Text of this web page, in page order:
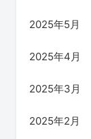
2025年5月
2025年4月
2025年3月
2025年2月